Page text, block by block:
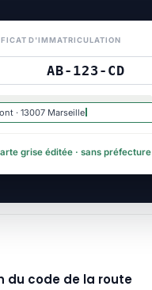
D'IMMATRICULATION
AB-123-CD
· 13007 Marseille
grise éditée · sans préfecture
du code de la route